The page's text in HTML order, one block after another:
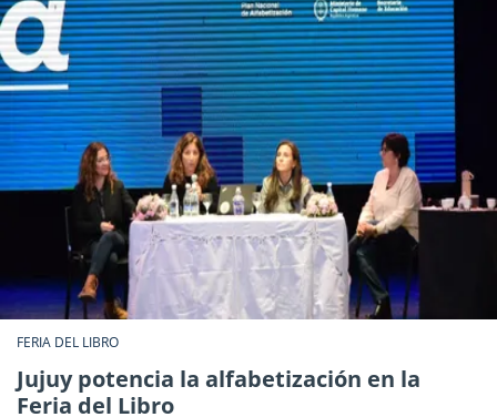
FERIA DEL LIBRO
Jujuy potencia la alfabetización en la
Feria del Libro